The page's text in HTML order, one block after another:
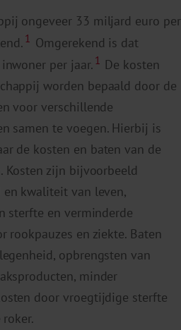
2
vóór, tijdens en na de
instituut. 2022.
E, Samet JM. Systematic
of Perinatal Death
to Tobacco Smoke
Am J Epidemiol. 2016 Jul
Geraadpleegd
ongeveer 33 miljard euro per
1 Omgerekend is dat
per jaar. 1 De kosten
worden bepaald door de
voor verschillende
samen te voegen. Hierbij is
de kosten en baten van de
Kosten zijn bijvoorbeeld
kwaliteit van leven,
sterfte en verminderde
en ziekte. Baten
opbrengsten van
minder
door vroegtijdige sterfte
roker.